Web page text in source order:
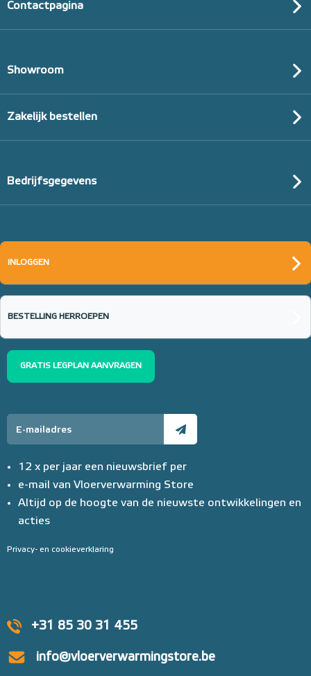
+31 85 30 31 455
info@vloerverwarmingstore.be
Contactpagina
Showroom
Zakelijk bestellen
Bedrijfsgegevens
INLOGGEN
BESTELLING HERROEPEN
GRATIS LEGPLAN AANVRAGEN
12 x per jaar een nieuwsbrief per
e-mail van Vloerverwarming Store
Altijd op de hoogte van de nieuwste ontwikkelingen en
acties
Privacy- en cookieverklaring